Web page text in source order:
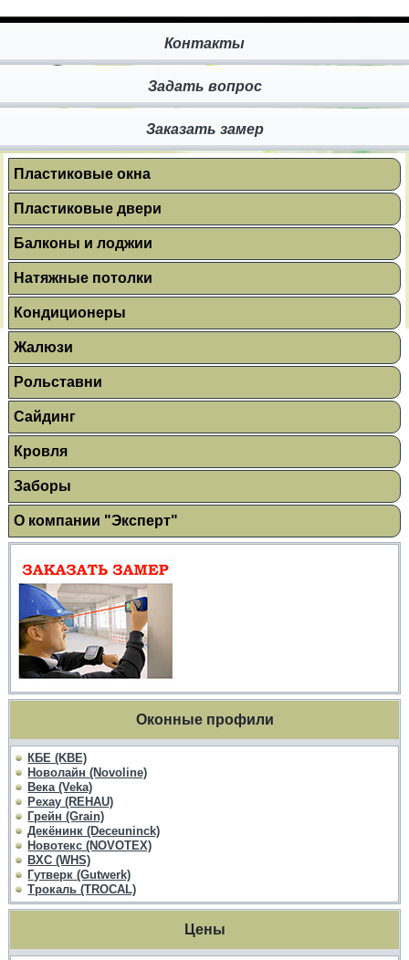
Контакты
Задать вопрос
Заказать замер
Пластиковые окна
Пластиковые двери
Балконы и лоджии
Натяжные потолки
Кондиционеры
Жалюзи
Рольставни
Сайдинг
Кровля
Заборы
О компании "Эксперт"
Оконные профили
КБЕ (KBE)
Новолайн (Novoline)
Века (Veka)
Рехау (REHAU)
Грейн (Grain)
Декёнинк (Deceuninck)
Новотекс (NOVOTEX)
ВХС (WHS)
Гутверк (Gutwerk)
Трокаль (TROCAL)
Цены